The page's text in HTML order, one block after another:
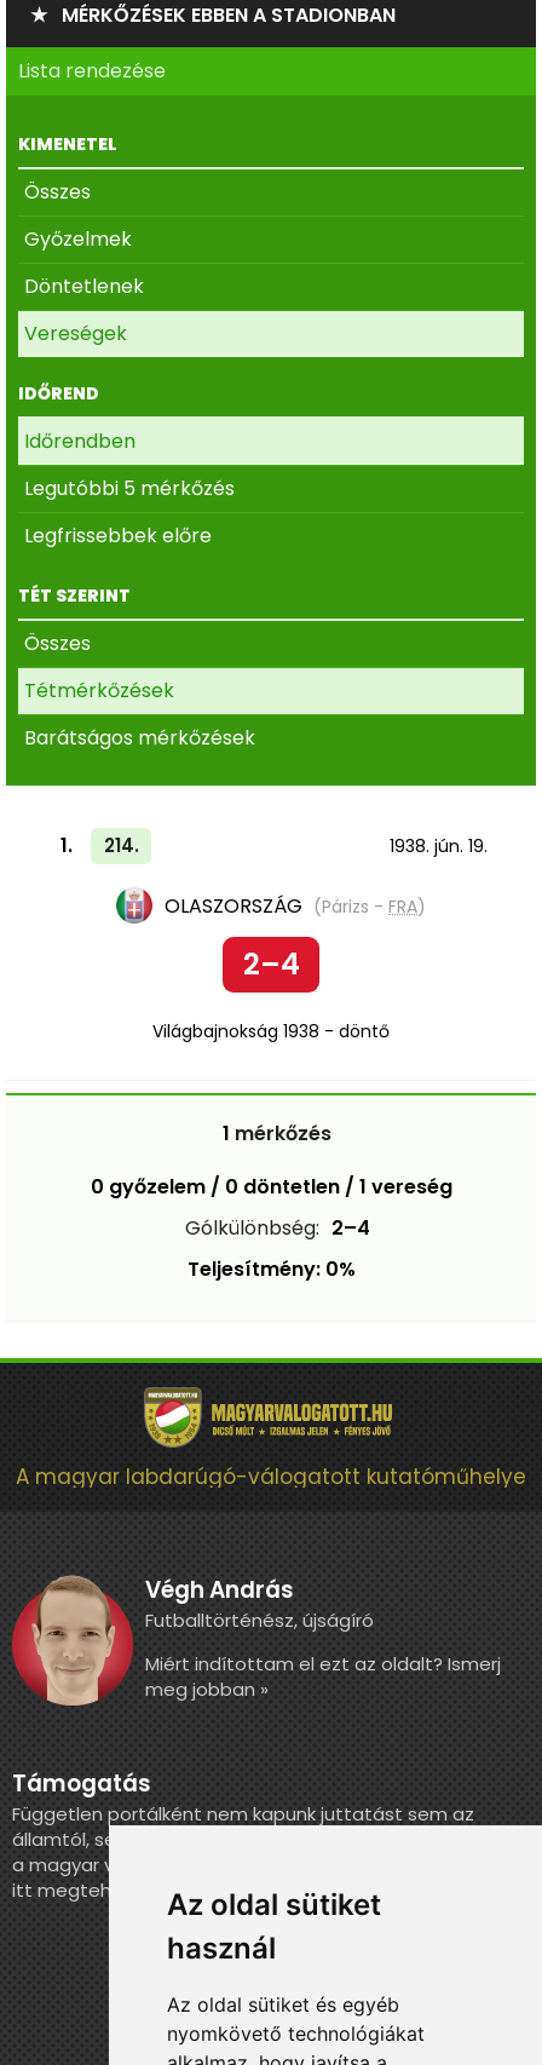
Az oldal sütiket
használ
Az oldal sütiket és egyéb
nyomkövető technológiákat
★ MÉRKŐZÉSEK EBBEN A STADIONBAN
Lista rendezése
KIMENETEL
Összes
Győzelmek
Döntetlenek
Vereségek
IDŐREND
Időrendben
Legutóbbi 5 mérkőzés
Legfrissebbek előre
TÉT SZERINT
Összes
Tétmérkőzések
Barátságos mérkőzések
1. 214. 1938. jún. 19.
OLASZORSZÁG (Párizs - FRA)
2–4
Világbajnokság 1938 - döntő
1 mérkőzés
0 győzelem / 0 döntetlen / 1 vereség
Gólkülönbség: 2–4
Teljesítmény: 0%
A magyar labdarúgó-válogatott kutatóműhelye
Végh András
Futballtörténész, újságíró
Miért indítottam el ezt az oldalt? Ismerj
meg jobban »
Támogatás
Független portálként nem kapunk juttatást sem az
államtól, sem más szervezettől. Ha szeretnél segíteni
a magyar válogatott történelmének feldolgozásában,
itt megteheted.